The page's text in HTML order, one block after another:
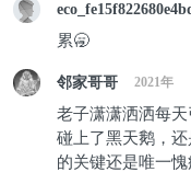
这话我实在没法接
后来有一天，A君
大家一脸懵逼，后
懂管理，只知道埋
累🥱
邻家哥哥 2021年
老子潇潇洒洒每
碰上了黑天鹅，
的关键还是唯一